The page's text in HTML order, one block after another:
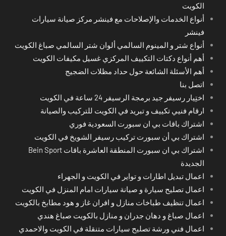
الكويت
أنواع الخدمات والإصلاحات مع فينشر مركز صيانة سيارات
فينشر
أنواع شتر و المينوم السالمي ألوان شتر السالمي صباغ الكويت
أهم أنواع دكتات التكييف المركزي غسيل مكيفات الكويت
أهم الأسئلة الشائعة حول حداد مظلات الضجيج
اتصل بنا
اختِيار رسيفر جيد برمجة الرسيفر 24 ساعة في الكويت
ارقام فنيي تكييف و تبريد في الكويت للتركيب والصيانة
اشتراك باقات بي ان سبورت السعودية فوري
اشتراك بي أن سبورت تركيب رسيفر الشويخ في الكويت
اشتراك بي ان سبورت المنطقة العاشرة باقات Bein Sport
الجديدة
اعمال تبديل اطارات و تواير في الكويت و الجهراء
اعمال تصليح سيارة و صيانة سيارات امام المنزل في الكويت
اعمال تنظيف طباخات منازل و افران غاز و هود مطابخ بالكويت
اعمال صباغ و دهان جدران و منازل بالكويت صباغ هندي
اعمال فني ورشة تصليح سيارات متنقلة في الكويت والاحمدي